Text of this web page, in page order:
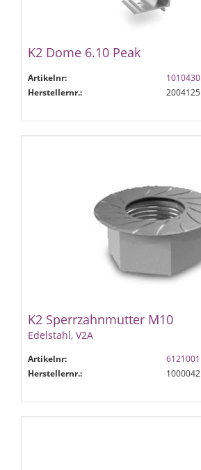
K2 Dome 6.10 Peak
Artikelnr:
1010430
Herstellernr.:
2004125
K2 Sperrzahnmutter M10
Edelstahl, V2A
Artikelnr:
6121001
Herstellernr.:
1000042